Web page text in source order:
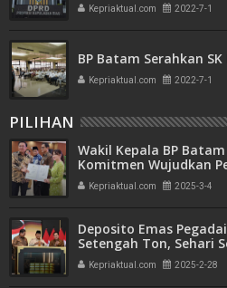
Kepriaktual.com 2022-7-1
BP Batam Serahkan SK
Kepriaktual.com 2022-7-1
PILIHAN
Wakil Kepala BP
Komitmen Wujudkan
Transparan dan
Kepriaktual.com 2025-3-4
Deposito Emas
Setengah Ton, Sehari
Bank Emas
Kepriaktual.com 2025-2-28